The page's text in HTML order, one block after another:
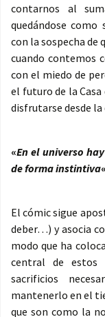
contarnos al
quedándose
con la sospecha de
cuando contemos
con el miedo de
el futuro de la
disfrutarse desde
«En el universo
de forma instintiva«
El cómic sigue
deber…) y asocia
modo que ha
central de estos
sacrificios
mantenerlo en el
que son como la